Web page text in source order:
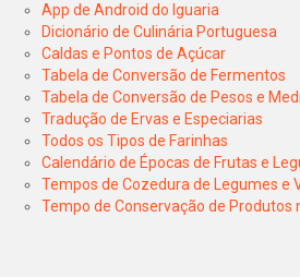
App de Android do Iguaria
Dicionário de Culinária Portuguesa
Caldas e Pontos de Açúcar
Tabela de Conversão de Fermentos
Tabela de Conversão de Pesos e
Tradução de Ervas e Especiarias
Todos os Tipos de Farinhas
Calendário de Épocas de Frutas e
Tempos de Cozedura de Legumes e
Tempo de Conservação de Produtos